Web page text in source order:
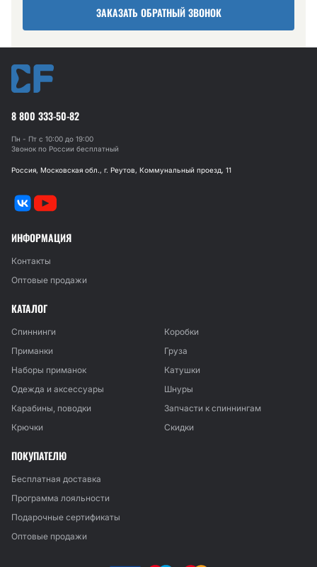
ЗАКАЗАТЬ ОБРАТНЫЙ ЗВОНОК
8 800 333-50-82
Пн - Пт с 10:00 до 19:00
Звонок по России бесплатный
Россия, Московская обл., г. Реутов, Коммунальный проезд, 11
ИНФОРМАЦИЯ
Контакты
Оптовые продажи
КАТАЛОГ
Спиннинги
Коробки
Приманки
Груза
Наборы приманок
Катушки
Одежда и аксессуары
Шнуры
Карабины, поводки
Запчасти к спиннингам
Крючки
Скидки
ПОКУПАТЕЛЮ
Бесплатная доставка
Программа лояльности
Подарочные сертификаты
Оптовые продажи